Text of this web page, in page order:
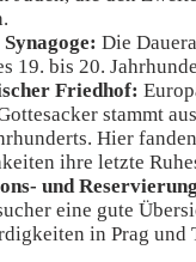
Synagoge: Die
19. bis 20.
Friedhof:
stammt
Hier
ihre letzte
und
eine gute
in Prag und